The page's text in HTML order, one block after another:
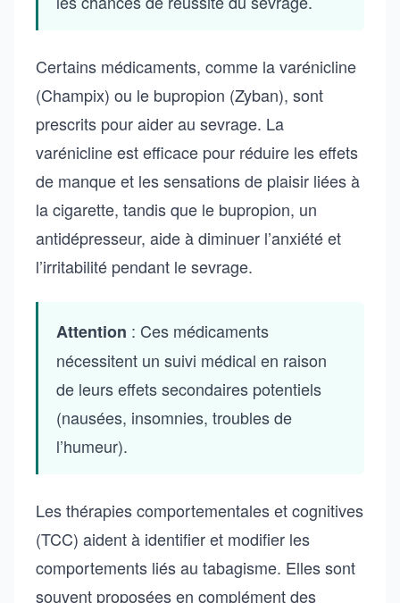
Certains médicaments, comme la varénicline
(Champix) ou le bupropion (Zyban), sont
prescrits pour aider au sevrage. La
varénicline est efficace pour réduire les effets
de manque et les sensations de plaisir liées à
la cigarette, tandis que le bupropion, un
antidépresseur, aide à diminuer l’anxiété et
l’irritabilité pendant le sevrage.
Attention : Ces médicaments
nécessitent un suivi médical en raison
de leurs effets secondaires potentiels
(nausées, insomnies, troubles de
l’humeur).
Les thérapies comportementales et cognitives
(TCC) aident à identifier et modifier les
comportements liés au tabagisme. Elles sont
souvent proposées en complément des